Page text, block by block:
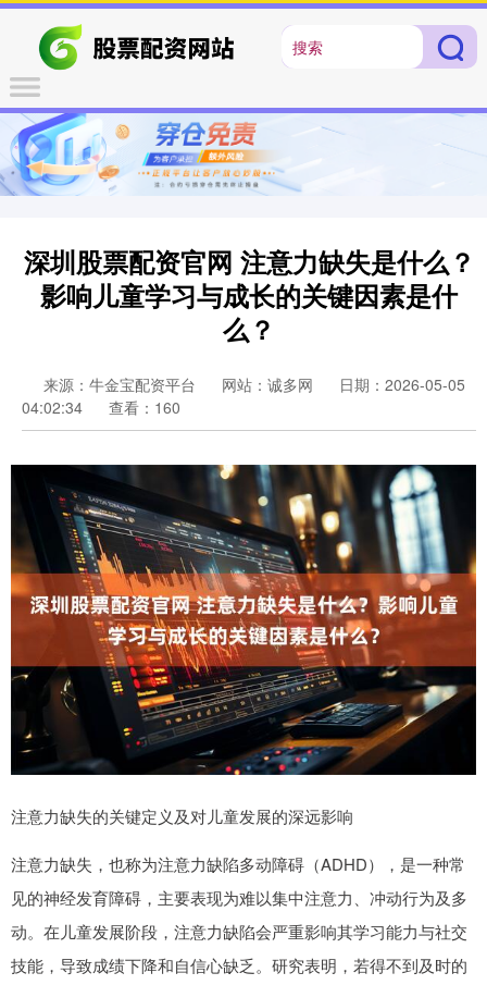
深圳股票配资官网 注意力缺失是什么？
影响儿童学习与成长的关键因素是什
么？
来源：牛金宝配资平台 网站：诚多网
日期：2026-05-05
04:02:34
查看：160
注意力缺失的关键定义及对儿童发展的深远影响
注意力缺失，也称为注意力缺陷多动障碍（ADHD），是一种常
见的神经发育障碍，主要表现为难以集中注意力、冲动行为及多
动。在儿童发展阶段，注意力缺陷会严重影响其学习能力与社交
技能，导致成绩下降和自信心缺乏。研究表明，若得不到及时的